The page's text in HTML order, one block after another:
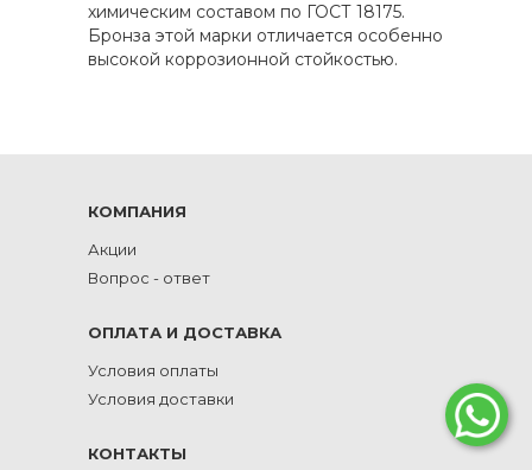
химическим составом по ГОСТ 18175.
Бронза этой марки отличается особенно
высокой коррозионной стойкостью.
КОМПАНИЯ
Акции
Вопрос - ответ
ОПЛАТА И ДОСТАВКА
Условия оплаты
Условия доставки
КОНТАКТЫ